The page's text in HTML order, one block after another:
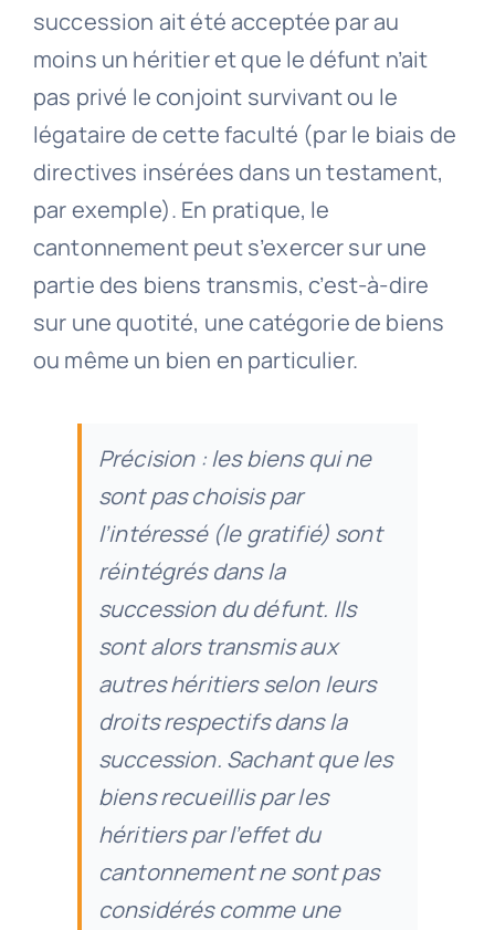
succession ait été acceptée par au
moins un héritier et que le défunt n’ait
pas privé le conjoint survivant ou le
légataire de cette faculté (par le biais de
directives insérées dans un testament,
par exemple). En pratique, le
cantonnement peut s’exercer sur une
partie des biens transmis, c’est-à-dire
sur une quotité, une catégorie de biens
ou même un bien en particulier.
Précision : les biens qui ne
sont pas choisis par
l’intéressé (le gratifié) sont
réintégrés dans la
succession du défunt. Ils
sont alors transmis aux
autres héritiers selon leurs
droits respectifs dans la
succession. Sachant que les
biens recueillis par les
héritiers par l’effet du
cantonnement ne sont pas
considérés comme une